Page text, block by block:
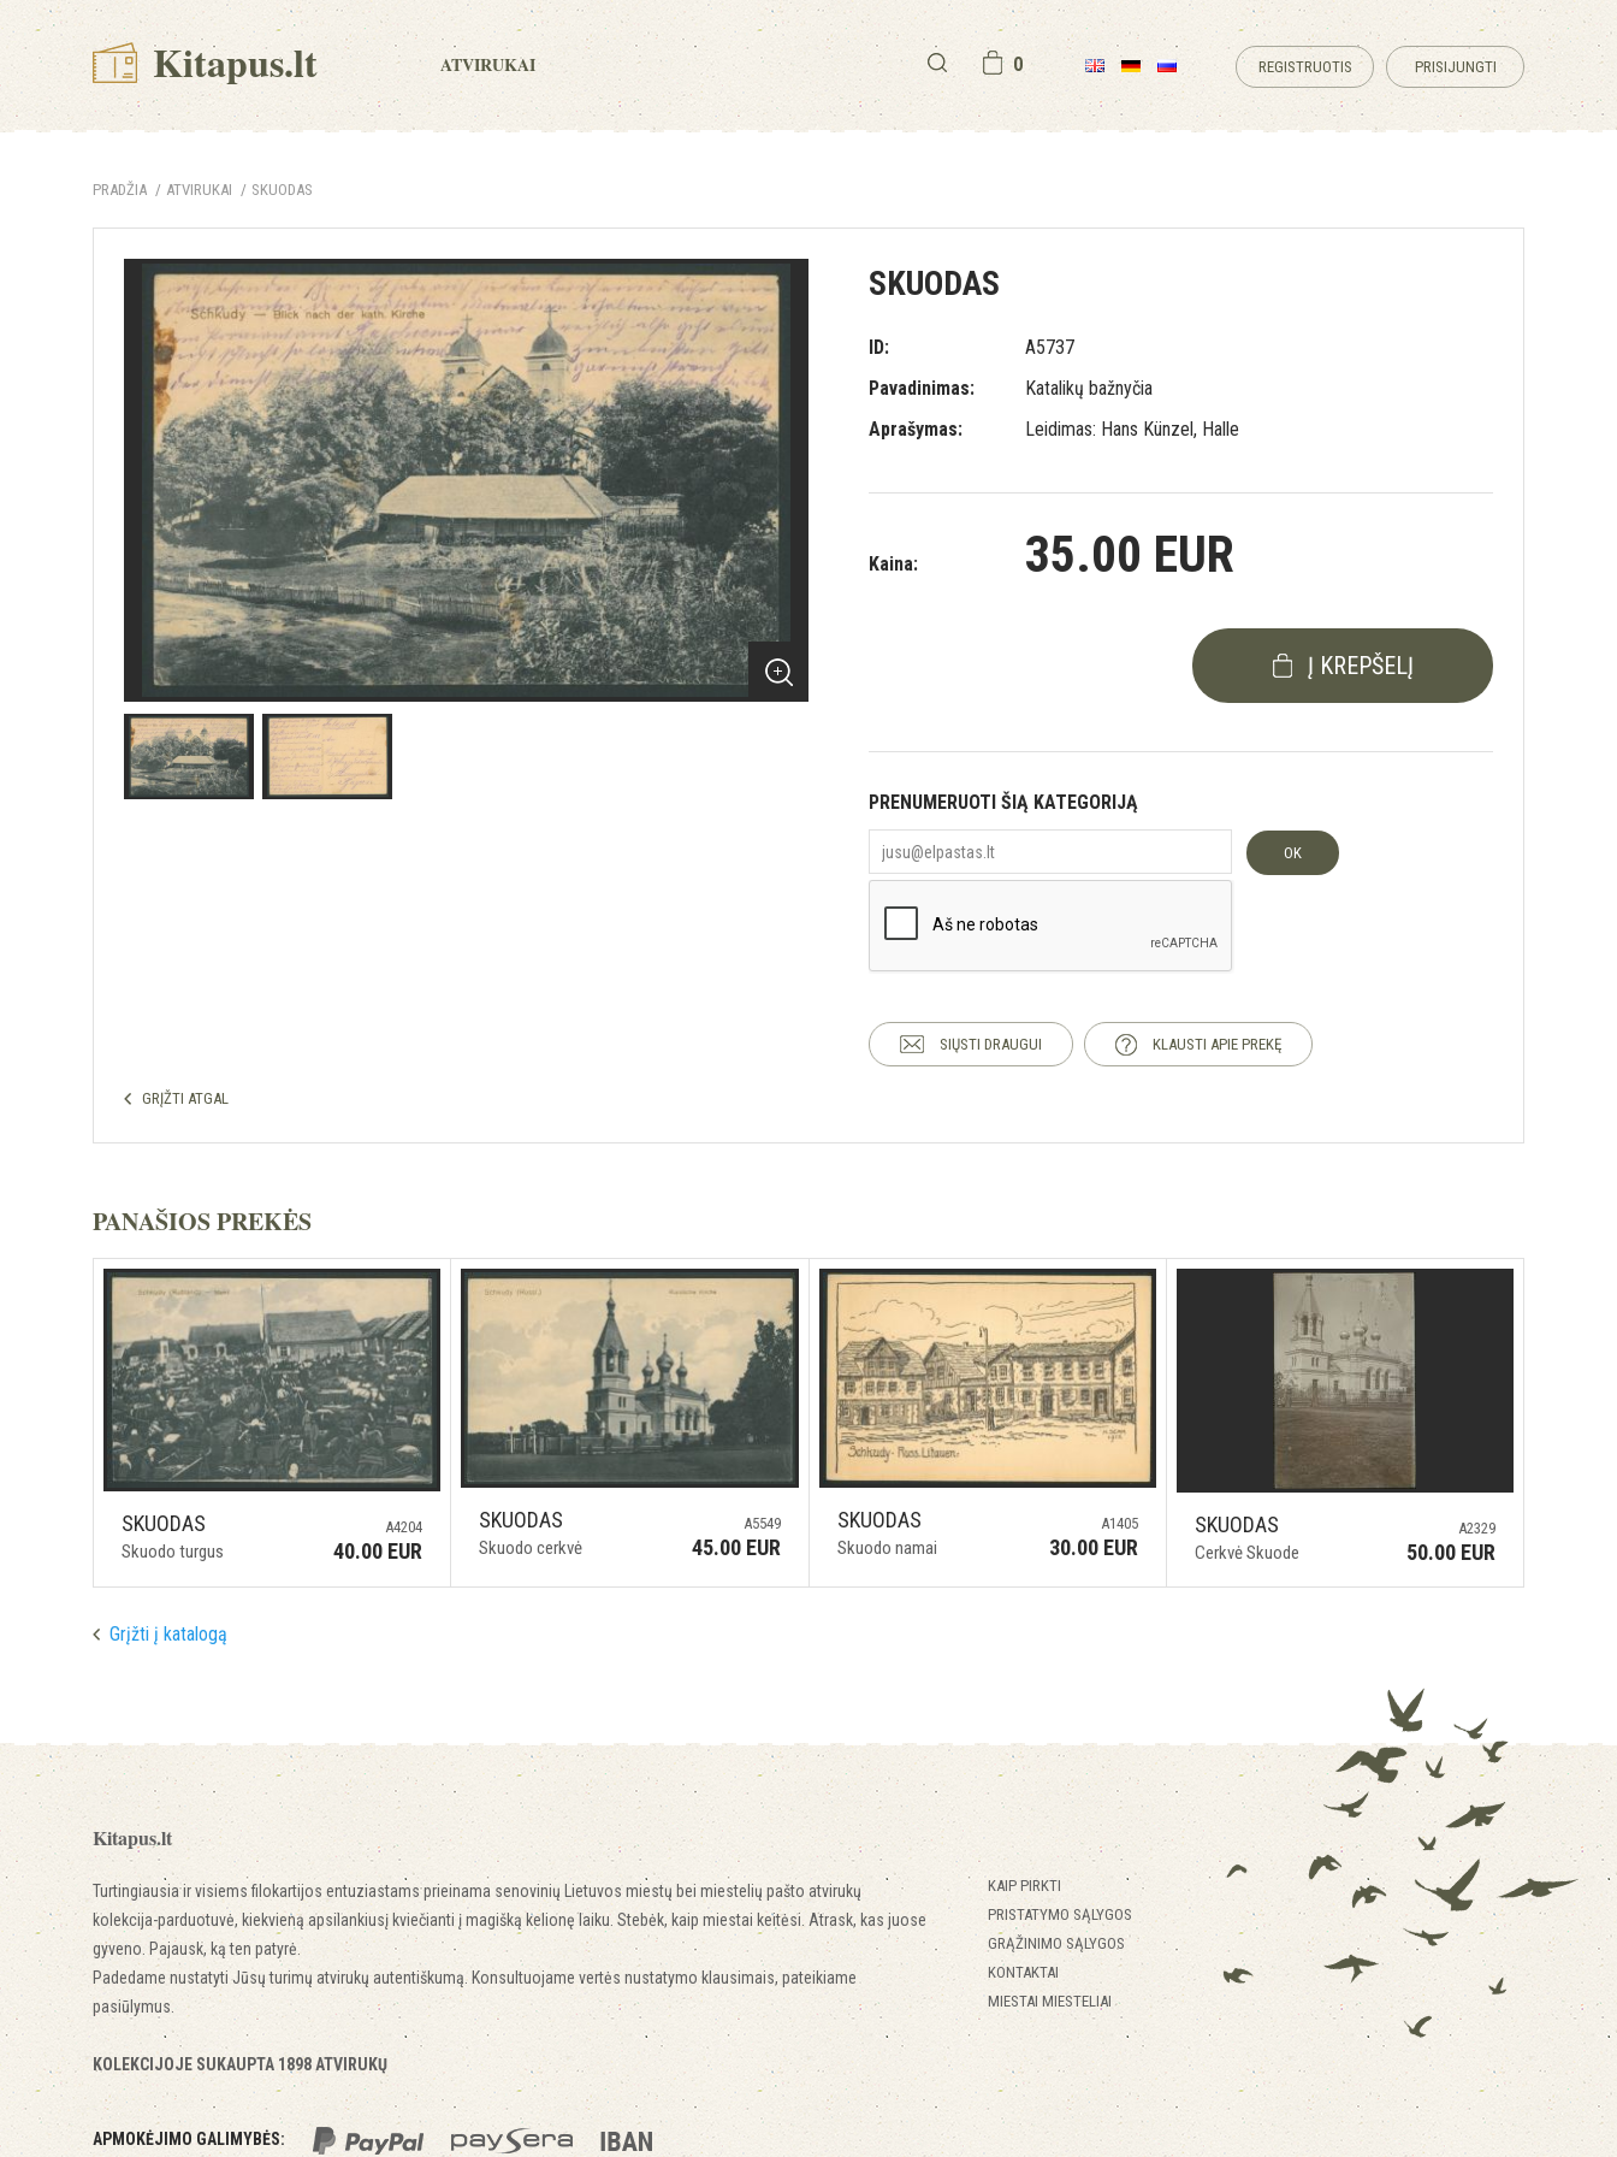
Kitapus.lt ATVIRUKAI 0 REGISTRUOTIS PRISIJUNGTI
PRADŽIA ATVIRUKAI SKUODAS
SKUODAS
ID:
A5737
Pavadinimas:
Katalikų bažnyčia
Aprašymas:
Leidimas: Hans Künzel, Halle
Kaina: 35.00 EUR
Į KREPŠELĮ
PRENUMERUOTI ŠIĄ KATEGORIJĄ
OK
SIŲSTI DRAUGUI KLAUSTI APIE PREKĘ
GRĮŽTI ATGAL
PANAŠIOS PREKĖS
SKUODAS
Skuodo turgus
A4204
40.00 EUR
SKUODAS
Skuodo cerkvė
A5549
45.00 EUR
SKUODAS
Skuodo namai
A1405
30.00 EUR
SKUODAS
Cerkvė Skuode
A2329
50.00 EUR
Grįžti į katalogą
Kitapus.lt
Turtingiausia ir visiems filokartijos entuziastams prieinama senovinių Lietuvos miestų bei miestelių pašto atvirukų
kolekcija-parduotuvė, kiekvieną apsilankiusį kviečianti į magišką kelionę laiku. Stebėk, kaip miestai keitėsi. Atrask, kas juose
gyveno. Pajausk, ką ten patyrė.
Padedame nustatyti Jūsų turimų atvirukų autentiškumą. Konsultuojame vertės nustatymo klausimais, pateikiame
pasiūlymus.
KOLEKCIJOJE SUKAUPTA 1898 ATVIRUKŲ
APMOKĖJIMO GALIMYBĖS:
KAIP PIRKTI
PRISTATYMO SĄLYGOS
GRĄŽINIMO SĄLYGOS
KONTAKTAI
MIESTAI MIESTELIAI